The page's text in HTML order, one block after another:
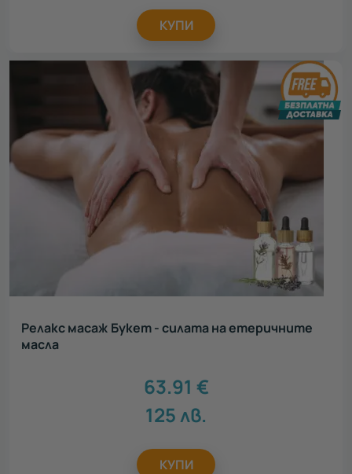
КУПИ
Релакс масаж Букет - силата на етеричните
масла
63.91 €
125лв.
КУПИ